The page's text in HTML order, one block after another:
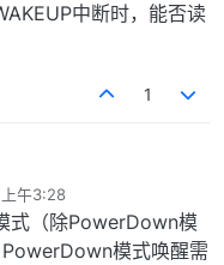
中断时，能否读
1
午3:28
式（除PowerDown模
模式唤醒需